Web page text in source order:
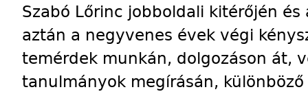
Szabó Lőrinc jobboldali kitérőjén
aztán a negyvenes évek végi
temérdek munkán, dolgozáson át,
tanulmányok megírásán,